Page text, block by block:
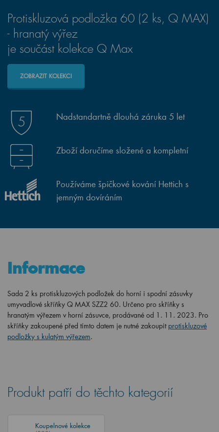
Protiskluzová podložka 60 (2 ks, Q MAX)
- hranatý výřez
je součást kolekce Q Max
ZOBRAZIT KOLEKCI
Nadstandartně dlouhá záruka 5 let
Zboží doručíme složené a kompletní
Používáme špičkové kování Hettich s
jemným dovíráním
Informace
Sada 2 ks protiskluzových podložek do horní i spodní zásuvky
umyvadlové skříňky Q MAX SZZ2 60. Určeno pro skříňky s
hranatým výřezem v horní zásuvce, prodávané od 1. 11. 2023. Pro
skříňky zakoupené před tímto datem je nutné zakoupit protiskluzové
podložky s kulatým výřezem.
Produkt patří do těchto kategorií
Koupelnové kolekce